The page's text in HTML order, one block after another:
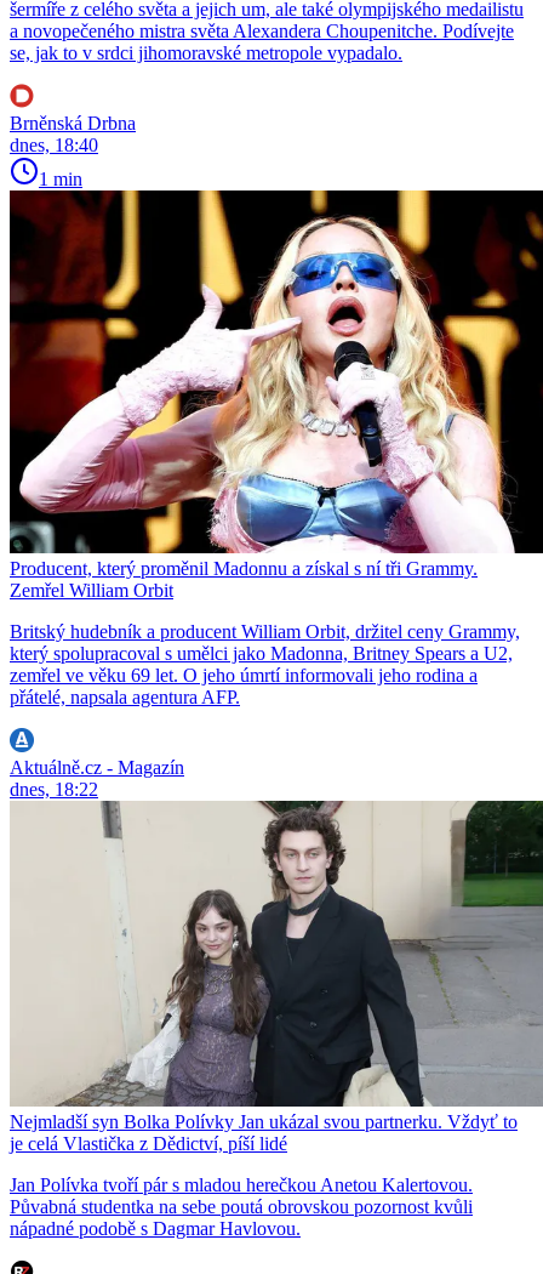
šermíře z celého světa a jejich um, ale také olympijského medailistu
a novopečeného mistra světa Alexandera Choupenitche. Podívejte
se, jak to v srdci jihomoravské metropole vypadalo.
Brněnská Drbna
dnes, 18:40
1 min
Producent, který proměnil Madonnu a získal s ní tři Grammy.
Zemřel William Orbit
Britský hudebník a producent William Orbit, držitel ceny Grammy,
který spolupracoval s umělci jako Madonna, Britney Spears a U2,
zemřel ve věku 69 let. O jeho úmrtí informovali jeho rodina a
přátelé, napsala agentura AFP.
Aktuálně.cz - Magazín
dnes, 18:22
Nejmladší syn Bolka Polívky Jan ukázal svou partnerku. Vždyť to
je celá Vlastička z Dědictví, píší lidé
Jan Polívka tvoří pár s mladou herečkou Anetou Kalertovou.
Půvabná studentka na sebe poutá obrovskou pozornost kvůli
nápadné podobě s Dagmar Havlovou.